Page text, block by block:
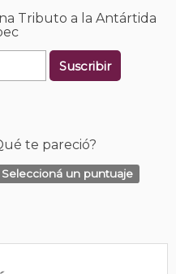
Tributo a la Antártida
Suscribir
te pareció?
Seleccioná un puntuaje